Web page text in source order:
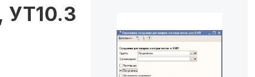
УТ10.3